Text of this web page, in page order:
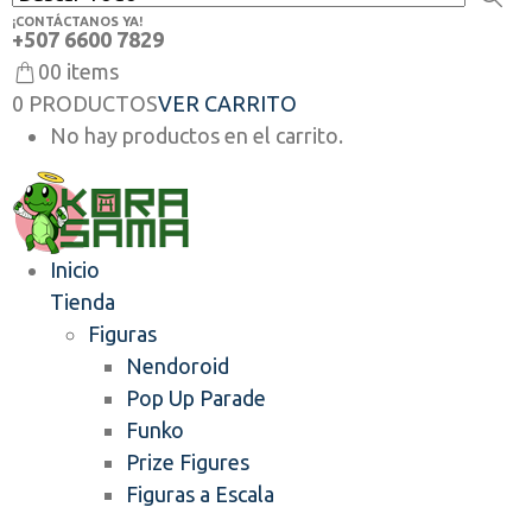
¡CONTÁCTANOS YA!
+507 6600 7829
00 items
0 PRODUCTOSVER CARRITO
No hay productos en el carrito.
Inicio
Tienda
Figuras
Nendoroid
Pop Up Parade
Funko
Prize Figures
Figuras a Escala